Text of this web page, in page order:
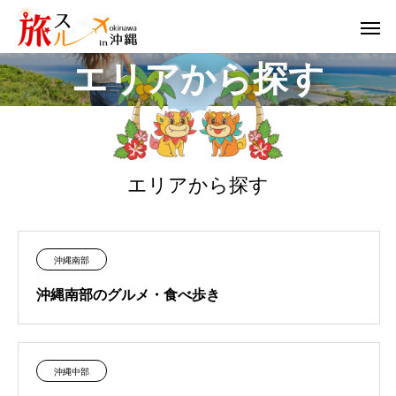
エリアから探す
エリアから探す
沖縄南部
沖縄南部のグルメ・食べ歩き
沖縄中部